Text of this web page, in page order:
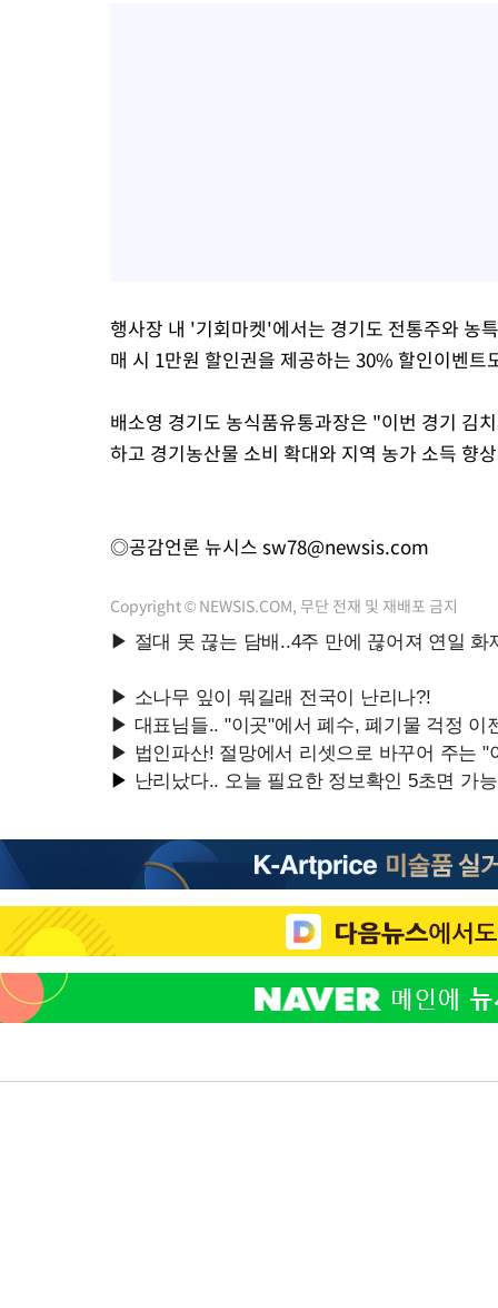
행사장 내 '기회마켓'에서는 경기도 전통주와 농
매 시 1만원 할인권을 제공하는 30% 할인이벤트
배소영 경기도 농식품유통과장은 "이번 경기 김
하고 경기농산물 소비 확대와 지역 농가 소득 향
◎공감언론 뉴시스 sw78@newsis.com
Copyright © NEWSIS.COM, 무단 전재 및 재배포 금지